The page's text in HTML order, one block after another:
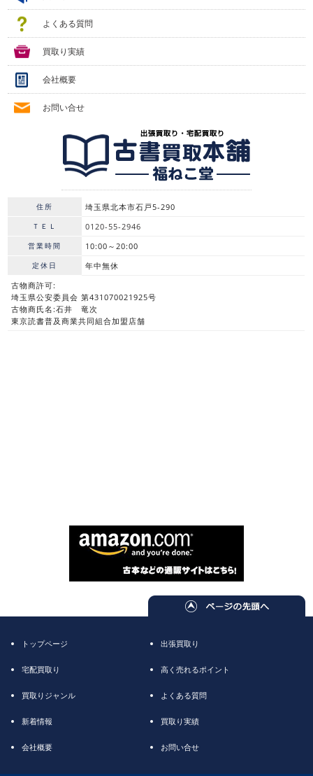
よくある質問
買取り実績
会社概要
お問い合せ
住所 埼玉県北本市石戸5-290
ＴＥＬ 0120-55-2946
営業時間 10:00～20:00
定休日
年中無休
古物商許可:
埼玉県公安委員会 第431070021925号
古物商氏名:石井 竜次
東京読書普及商業共同組合加盟店舗
トップページ 出張買取り
宅配買取り 高く売れるポイント
買取りジャンル よくある質問
新着情報 買取り実績
会社概要 お問い合せ